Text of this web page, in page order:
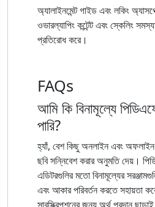
অ্যালাইনমেন্ট গাইড এবং লকিং
ওভারল্যাপিং কন্টেন্ট এবং স্কেলিং
প্রতিরোধ করে।
FAQs
আমি কি বিনামূল্যে
পারি?
হ্যাঁ, বেশ কিছু অনলাইন এবং অফলাইন
ছবি সন্নিবেশ করার অনুমতি দেয়।
এডিটরগুলির মতো বিনামূল্যের
এবং আকার পরিবর্তন করতে সহায়তা